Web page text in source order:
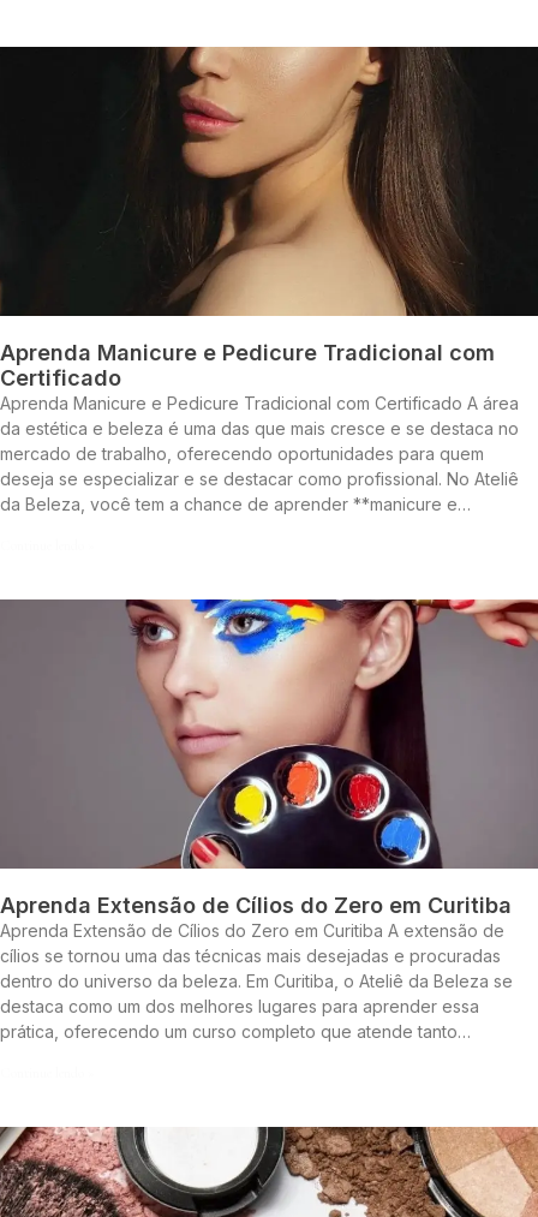
Aprenda Manicure e Pedicure Tradicional com
Certificado
Aprenda Manicure e Pedicure Tradicional com Certificado A área
da estética e beleza é uma das que mais cresce e se destaca no
mercado de trabalho, oferecendo oportunidades para quem
deseja se especializar e se destacar como profissional. No Ateliê
da Beleza, você tem a chance de aprender **manicure e…
Aprenda Extensão de Cílios do Zero em Curitiba
Aprenda Extensão de Cílios do Zero em Curitiba A extensão de
cílios se tornou uma das técnicas mais desejadas e procuradas
dentro do universo da beleza. Em Curitiba, o Ateliê da Beleza se
destaca como um dos melhores lugares para aprender essa
prática, oferecendo um curso completo que atende tanto…